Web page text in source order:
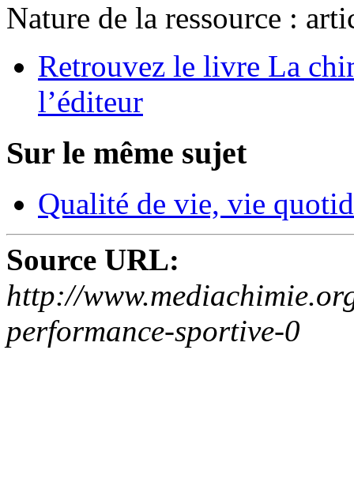
Nature de la ressource :
Retrouvez le livre La
l’éditeur
Sur le même sujet
Qualité de vie, vie
Source URL:
http://
performance-sportive-0